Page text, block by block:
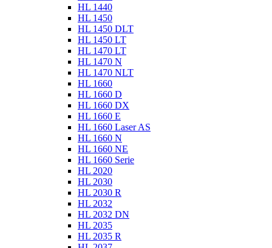
HL 1440
HL 1450
HL 1450 DLT
HL 1450 LT
HL 1470 LT
HL 1470 N
HL 1470 NLT
HL 1660
HL 1660 D
HL 1660 DX
HL 1660 E
HL 1660 Laser AS
HL 1660 N
HL 1660 NE
HL 1660 Serie
HL 2020
HL 2030
HL 2030 R
HL 2032
HL 2032 DN
HL 2035
HL 2035 R